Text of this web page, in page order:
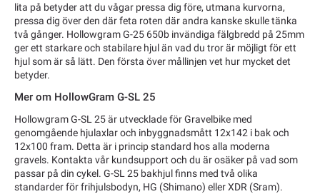
lita på betyder att du vågar pressa dig före, utmana kurvorna,
pressa dig över den där feta roten där andra kanske skulle tänka
två gånger. Hollowgram G-25 650b invändiga fälgbredd på 25mm
ger ett starkare och stabilare hjul än vad du tror är möjligt för ett
hjul som är så lätt. Den första över mållinjen vet hur mycket det
betyder.
Mer om HollowGram G-SL 25
Hollowgram G-SL 25 är utvecklade för Gravelbike med
genomgående hjulaxlar och inbyggnadsmått 12x142 i bak och
12x100 fram. Detta är i princip standard hos alla moderna
gravels. Kontakta vår kundsupport och du är osäker på vad som
passar på din cykel. G-SL 25 bakhjul finns med två olika
standarder för frihjulsbodyn, HG (Shimano) eller XDR (Sram).